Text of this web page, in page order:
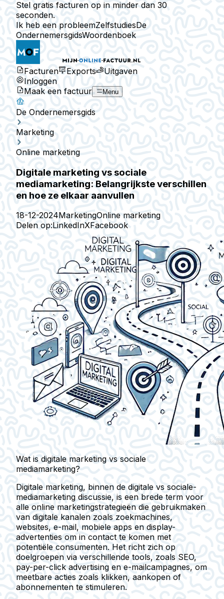
Stel gratis facturen op in minder dan 30
seconden.
Ik heb een probleemZelfstudiesDe
OndernemersgidsWoordenboek
Facturen Exports
Uitgaven
Inloggen
Maak een factuur
Menu
De Ondernemersgids
Marketing
Online marketing
Digitale marketing vs sociale
mediamarketing: Belangrijkste verschillen
en hoe ze elkaar aanvullen
18-12-2024MarketingOnline marketing
Delen op:LinkedInXFacebook
Wat is digitale marketing vs sociale
mediamarketing?
Digitale marketing, binnen de digitale vs sociale-
mediamarketing discussie, is een brede term voor
alle online marketingstrategieën die gebruikmaken
van digitale kanalen zoals zoekmachines,
websites, e-mail, mobiele apps en display-
advertenties om in contact te komen met
potentiële consumenten. Het richt zich op
doelgroepen via verschillende tools, zoals SEO,
pay-per-click advertising en e-mailcampagnes, om
meetbare acties zoals klikken, aankopen of
abonnementen te stimuleren.